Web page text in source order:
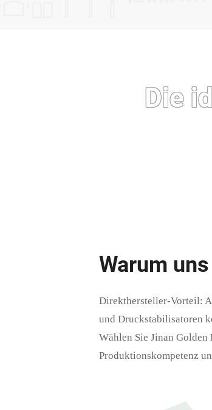
Die
Warum
Direkthersteller-Vorteil:
und Druckstabilisatoren
Wählen Sie Jinan
Produktionskompetenz